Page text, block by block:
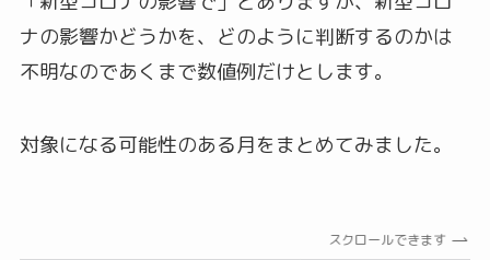
ナの影響かどうかを、どのように判断するのかは
不明なのであくまで数値例だけとします。
対象になる可能性のある月をまとめてみました。
スクロールできます